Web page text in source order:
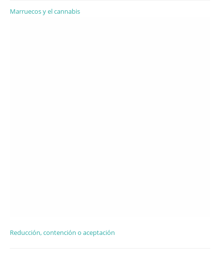
Marruecos y el cannabis
Reducción, contención o aceptación